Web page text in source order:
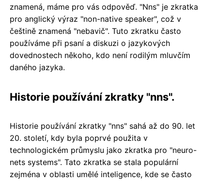
znamená, máme pro vás odpověď. "Nns" je zkratka
pro anglický výraz "non-native speaker", což v
češtině znamená "nebavič". Tuto zkratku často
používáme při psaní a diskuzi o jazykových
dovednostech někoho, kdo není rodilým mluvčím
daného jazyka.
Historie používání zkratky "nns".
Historie používání zkratky "nns" sahá až do 90. let
20. století, kdy byla poprvé použita v
technologickém průmyslu jako zkratka pro "neuro-
nets systems". Tato zkratka se stala populární
zejména v oblasti umělé inteligence, kde se často